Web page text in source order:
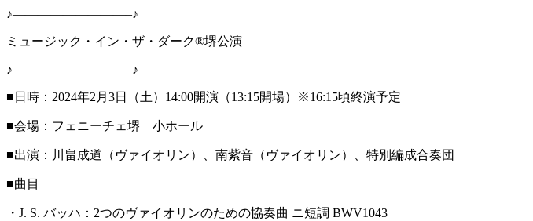
♪—————————–♪
ミュージック・イン・ザ・ダーク®堺公演
♪—————————–♪
■日時：2024年2月3日（土）14:00開演（13:15開場）※16:15頃終演予定
■会場：フェニーチェ堺 小ホール
■出演：川畠成道（ヴァイオリン）、南紫音（ヴァイオリン）、特別編成合奏団
■曲目
・J. S. バッハ：2つのヴァイオリンのための協奏曲 ニ短調 BWV1043